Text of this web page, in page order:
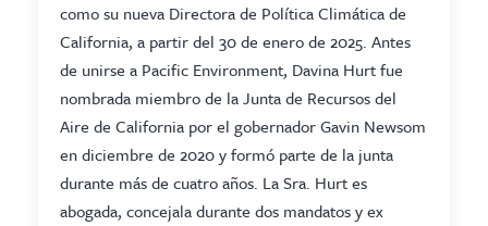
como su nueva Directora de Política Climática de
California, a partir del 30 de enero de 2025. Antes
de unirse a Pacific Environment, Davina Hurt fue
nombrada miembro de la Junta de Recursos del
Aire de California por el gobernador Gavin Newsom
en diciembre de 2020 y formó parte de la junta
durante más de cuatro años. La Sra. Hurt es
abogada, concejala durante dos mandatos y ex